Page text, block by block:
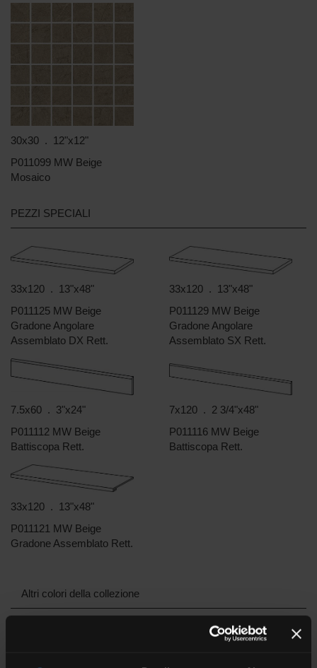
30x30 . 12"x12"
P011099 MW Beige
Mosaico
PEZZI SPECIALI
33x120 . 13"x48"
P011125 MW Beige
Gradone Angolare
Assemblato DX Rett.
33x120 . 13"x48"
P011129 MW Beige
Gradone Angolare
Assemblato SX Rett.
7.5x60 . 3"x24"
P011112 MW Beige
Battiscopa Rett.
7x120 . 2 3/4"x48"
P011116 MW Beige
Battiscopa Rett.
33x120 . 13"x48"
P011121 MW Beige
Gradone Assemblato Rett.
Altri colori della collezione